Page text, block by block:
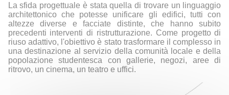
La sfida progettuale è stata quella di trovare un linguaggio
architettonico che potesse unificare gli edifici, tutti con
altezze diverse e facciate distinte, che hanno subito
precedenti interventi di ristrutturazione. Come progetto di
riuso adattivo, l'obiettivo è stato trasformare il complesso in
una destinazione al servizio della comunità locale e della
popolazione studentesca con gallerie, negozi, aree di
ritrovo, un cinema, un teatro e uffici.